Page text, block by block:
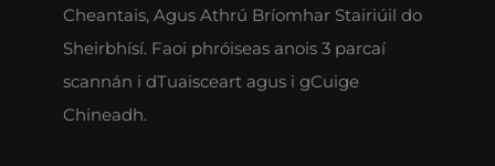
Cheantais, Agus Athrú Bríomhar Stairiúil do
Sheirbhísí. Faoi phróiseas anois 3 parcaí
scannán i dTuaisceart agus i gCuige
Chineadh.